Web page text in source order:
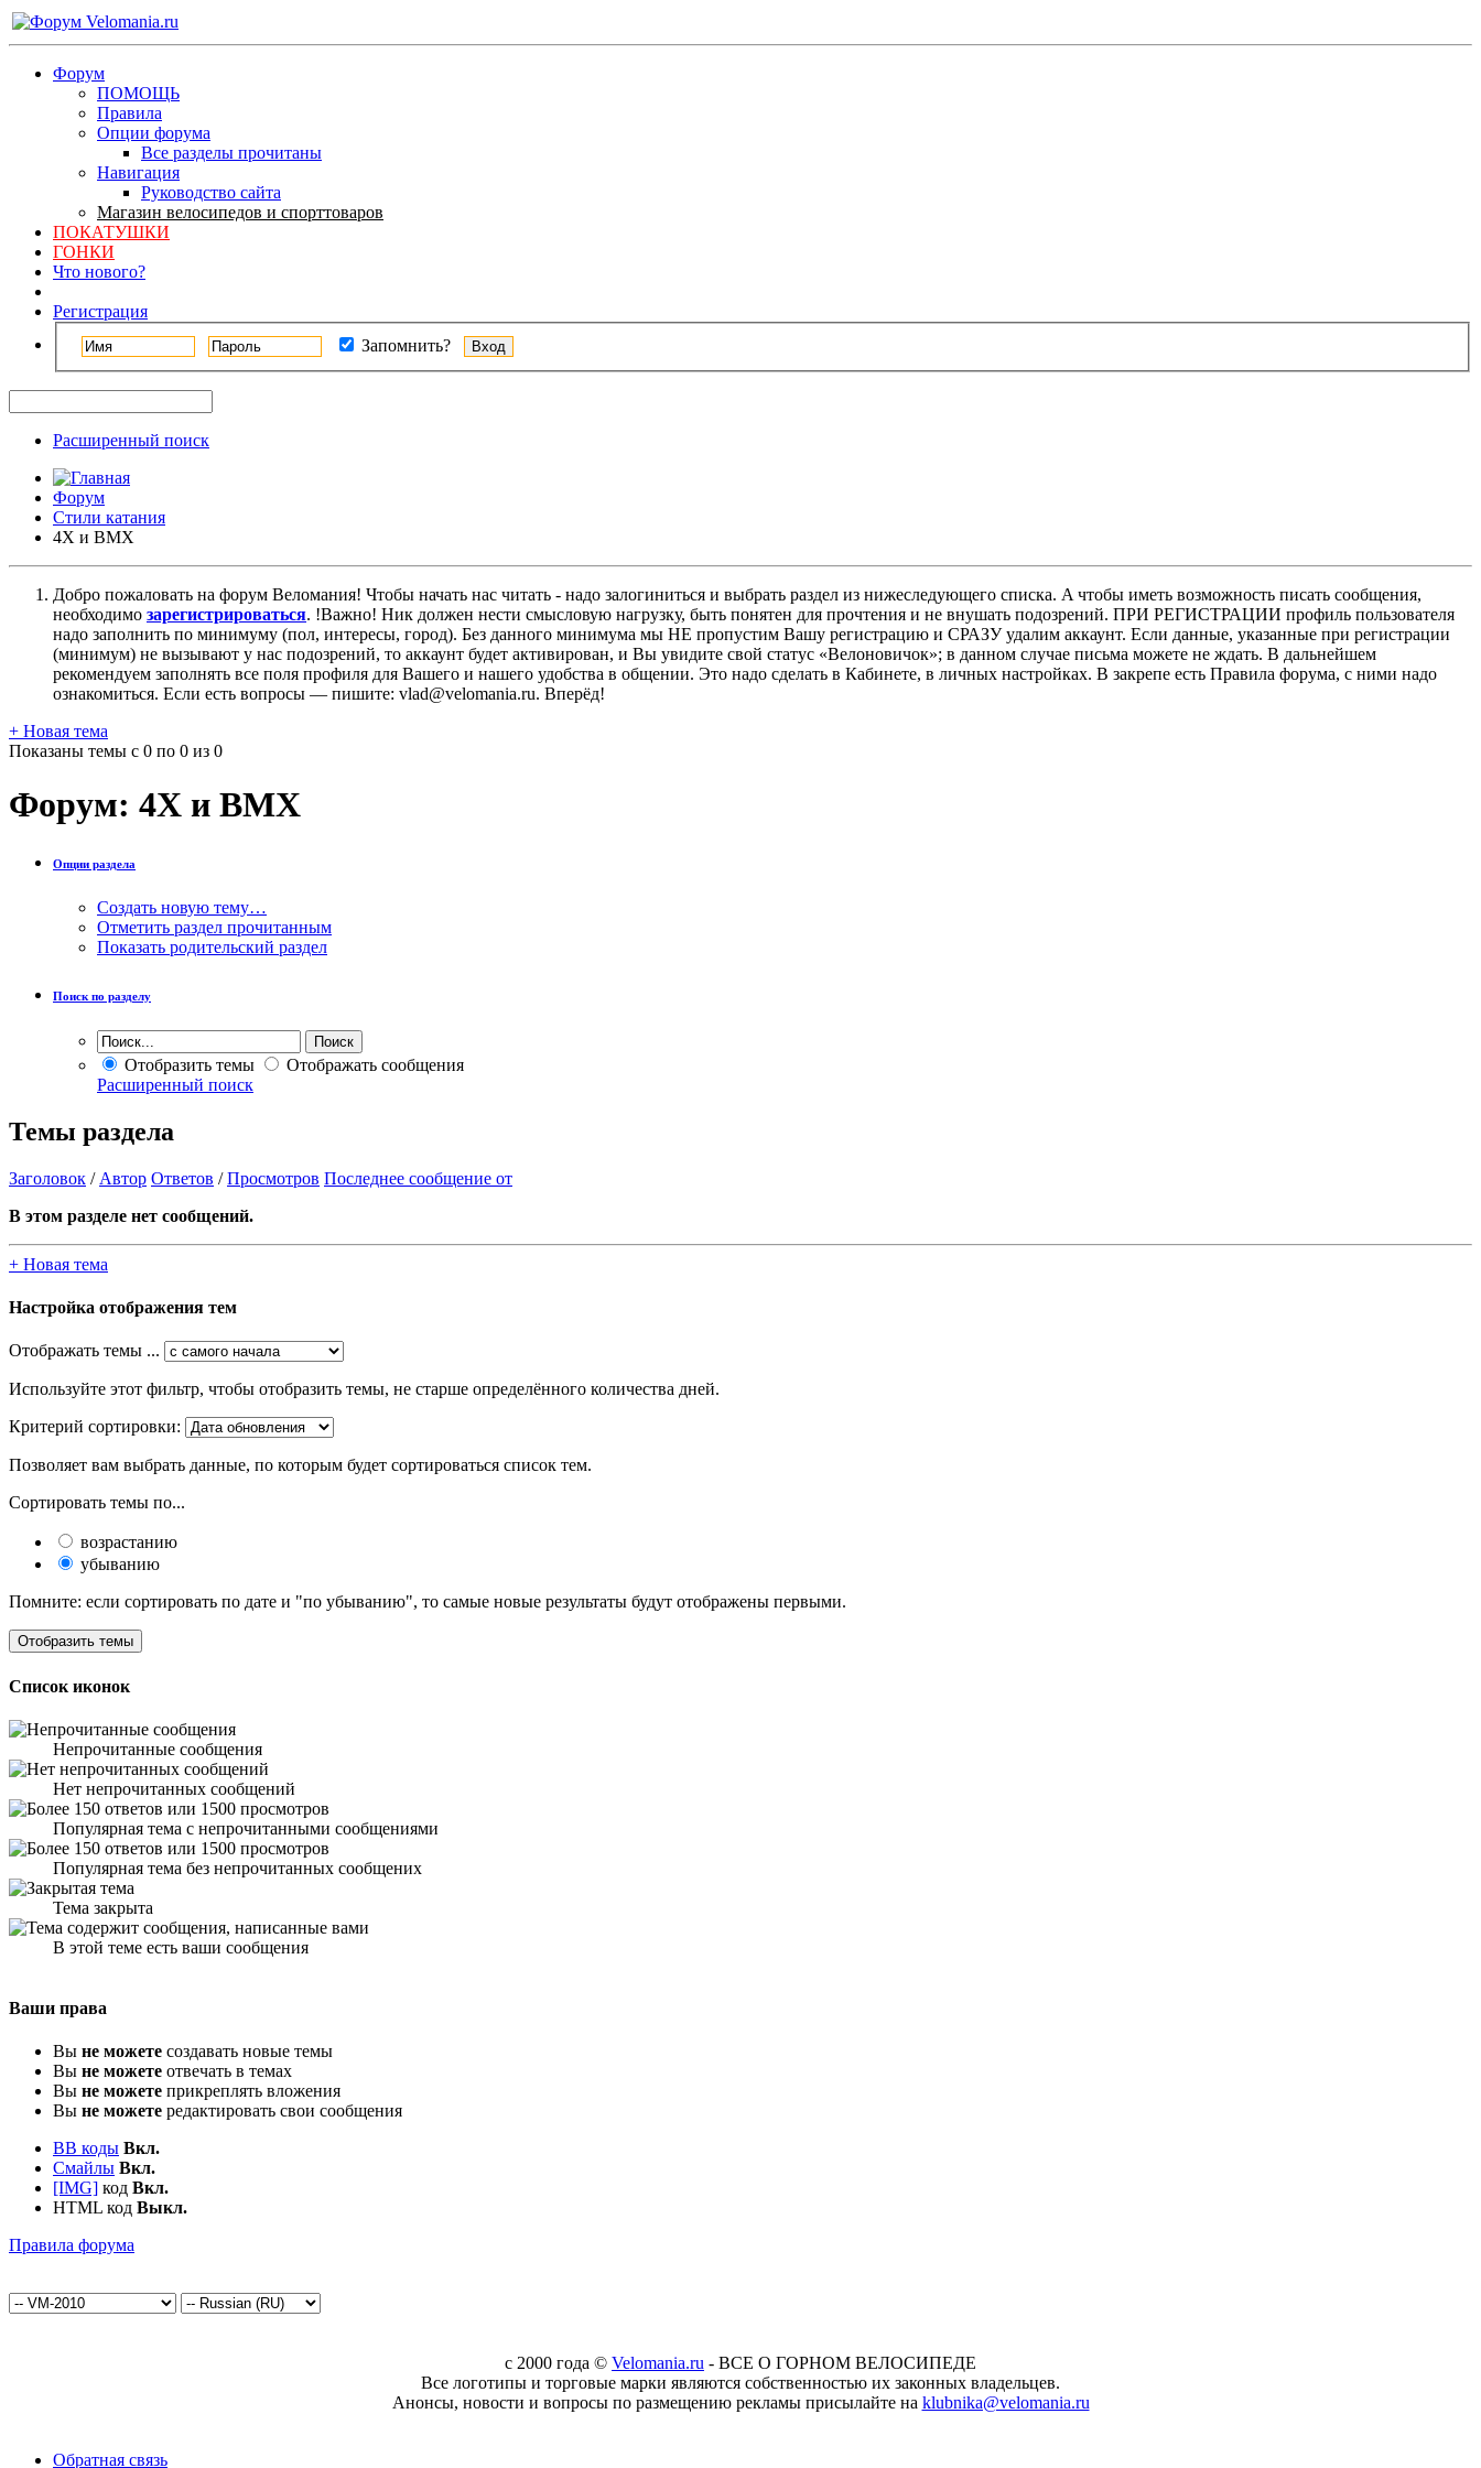
Форум
ПОМОЩЬ
Правила
Опции форума
Все разделы прочитаны
Навигация
Руководство сайта
Магазин велосипедов и спорттоваров
ПОКАТУШКИ
ГОНКИ
Что нового?
Регистрация
Запомнить?
Расширенный поиск
Форум
Стили катания
4X и BMX
Добро пожаловать на форум Веломания! Чтобы начать нас читать - надо залогиниться и выбрать раздел из нижеследующего списка. A чтобы иметь возможность писать сообщения,
необходимо зарегистрироваться. !Важно! Ник должен нести смысловую нагрузку, быть понятен для прочтения и не внушать подозрений. ПРИ РЕГИСТРАЦИИ профиль пользователя
надо заполнить по минимуму (пол, интересы, город). Без данного минимума мы НЕ пропустим Вашу регистрацию и СРАЗУ удалим аккаунт. Если данные, указанные при регистрации
(минимум) не вызывают у нас подозрений, то аккаунт будет активирован, и Вы увидите свой статус «Велоновичок»; в данном случае письма можете не ждать. В дальнейшем
рекомендуем заполнять все поля профиля для Вашего и нашего удобства в общении. Это надо сделать в Кабинете, в личных настройках. В закрепе есть Правила форума, с ними надо
ознакомиться. Если есть вопросы — пишите: vlad@velomania.ru. Вперёд!
+ Новая тема
Показаны темы с 0 по 0 из 0
Форум: 4X и BMX
Опции раздела
Создать новую тему…
Отметить раздел прочитанным
Показать родительский раздел
Поиск по разделу
Отобразить темы
Отображать сообщения
Расширенный поиск
Темы раздела
Заголовок / Автор Ответов /Просмотров Последнее сообщение от
В этом разделе нет сообщений.
+ Новая тема
Настройка отображения тем
Отображать темы ...
Используйте этот фильтр, чтобы отобразить темы, не старше определённого количества дней.
Критерий сортировки:
Позволяет вам выбрать данные, по которым будет сортироваться список тем.
Сортировать темы по...
возрастанию
убыванию
Помните: если сортировать по дате и "по убыванию", то самые новые результаты будут отображены первыми.
Список иконок
Непрочитанные сообщения
Нет непрочитанных сообщений
Популярная тема с непрочитанными сообщениями
Популярная тема без непрочитанных сообщених
Тема закрыта
В этой теме есть ваши сообщения
Ваши права
Вы не можете создавать новые темы
Вы не можете отвечать в темах
Вы не можете прикреплять вложения
Вы не можете редактировать свои сообщения
BB коды Вкл.
Смайлы Вкл.
[IMG] код Вкл.
HTML код Выкл.
Правила форума
c 2000 года © Velomania.ru - ВСЕ О ГОРНОМ ВЕЛОСИПЕДЕ
Все логотипы и торговые марки являются собственностью их законных владельцев.
Анонсы, новости и вопросы по размещению рекламы присылайте на klubnika@velomania.ru
Обратная связь